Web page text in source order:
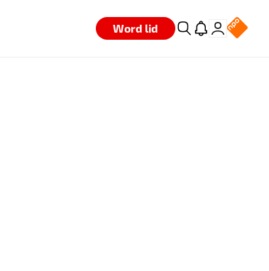
Word lid